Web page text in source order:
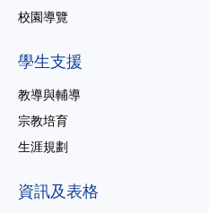
校園導覽
學生支援
教導與輔導
宗教培育
生涯規劃
資訊及表格